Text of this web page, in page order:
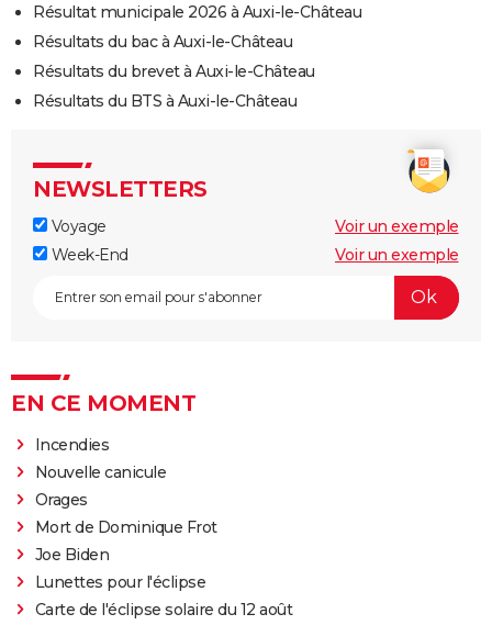
Résultat municipale 2026 à Auxi-le-Château
Résultats du bac à Auxi-le-Château
Résultats du brevet à Auxi-le-Château
Résultats du BTS à Auxi-le-Château
NEWSLETTERS
Voyage
Voir un exemple
Week-End
Voir un exemple
EN CE MOMENT
Incendies
Nouvelle canicule
Orages
Mort de Dominique Frot
Joe Biden
Lunettes pour l'éclipse
Carte de l'éclipse solaire du 12 août